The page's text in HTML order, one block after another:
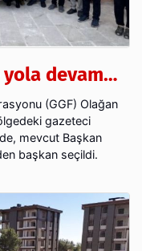
yola devam…
(GGF) Olağan
gazeteci
mevcut Başkan
başkan seçildi.